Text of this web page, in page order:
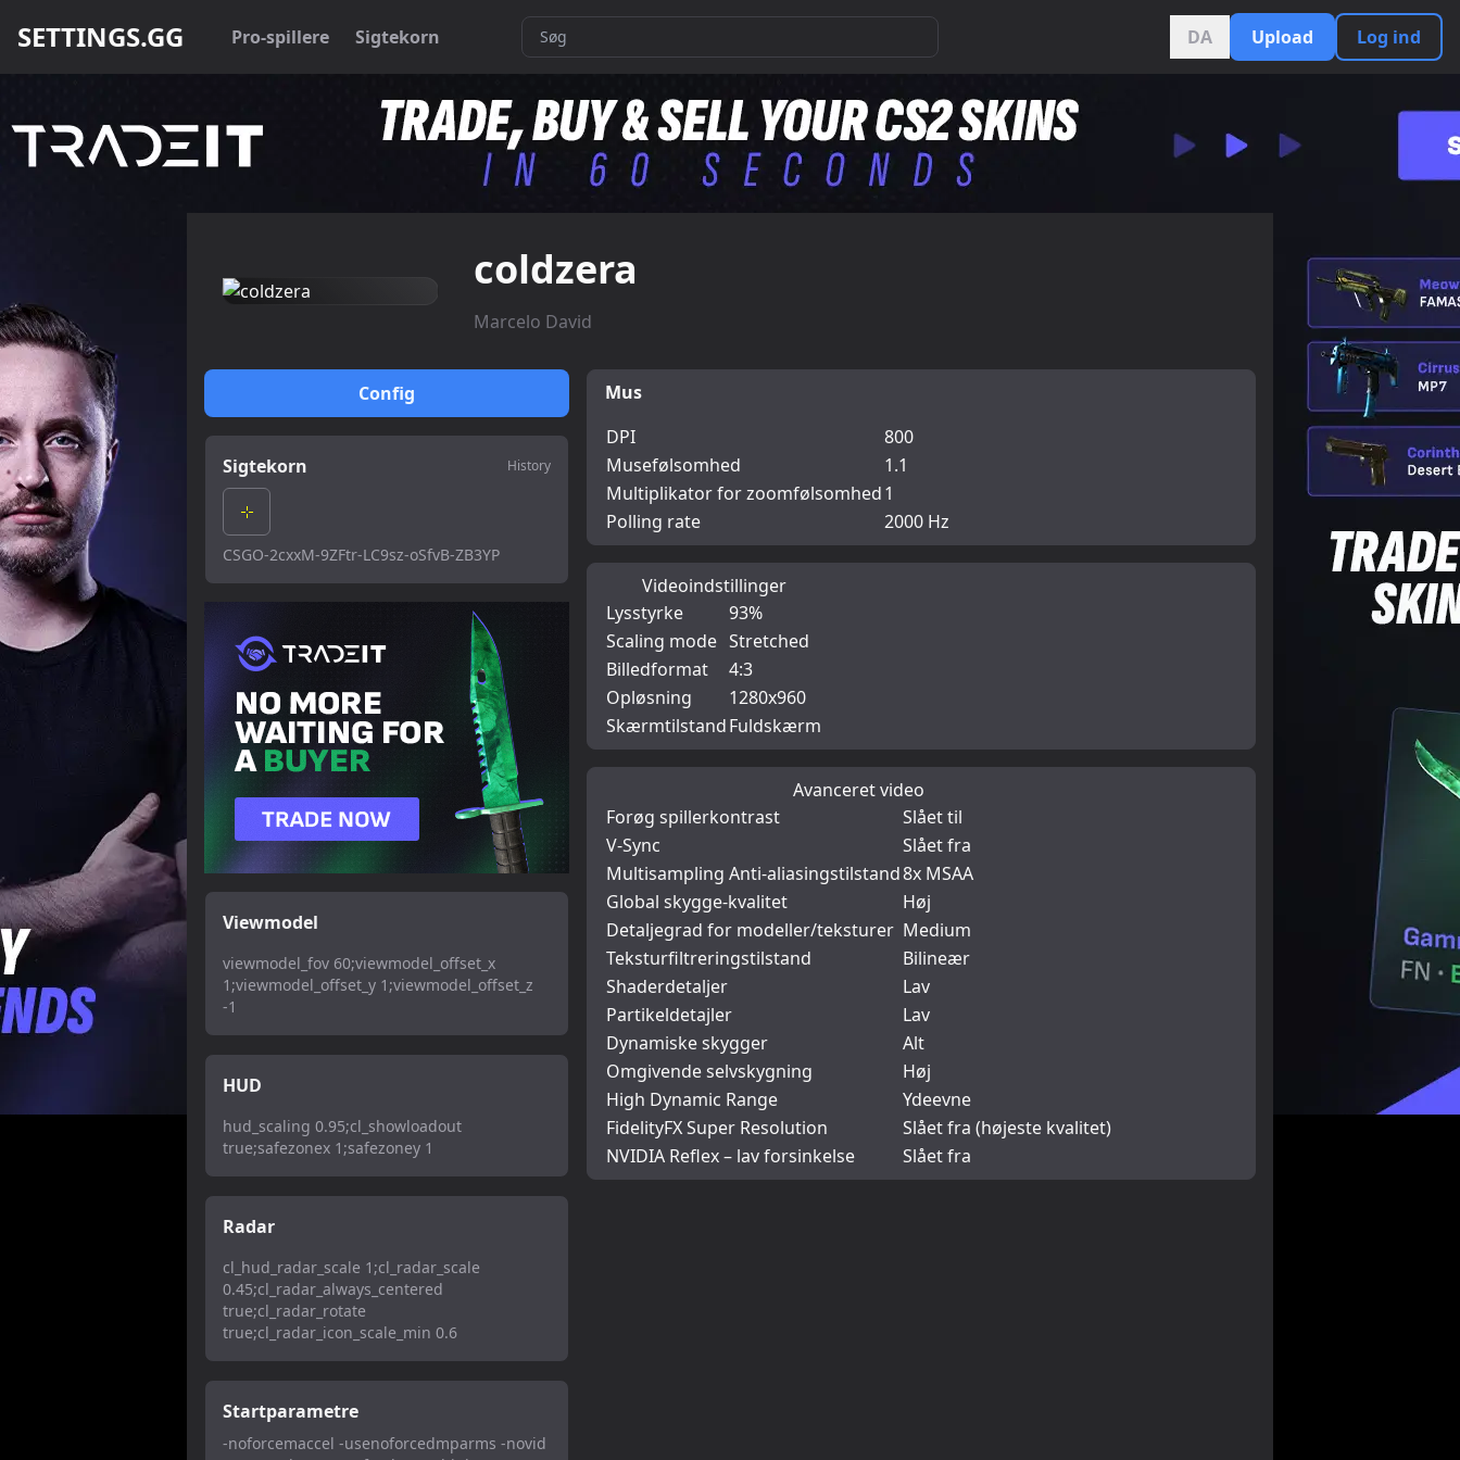
SETTINGS.GG Pro-spillere Sigtekorn DA Upload Log ind
coldzera
Marcelo David
Config
Sigtekorn History
CSGO-2cxxM-9ZFtr-LC9sz-oSfvB-ZB3YP
Viewmodel
viewmodel_fov 60;viewmodel_offset_x
1;viewmodel_offset_y 1;viewmodel_offset_z
-1
HUD
hud_scaling 0.95;cl_showloadout
true;safezonex 1;safezoney 1
Radar
cl_hud_radar_scale 1;cl_radar_scale
0.45;cl_radar_always_centered
true;cl_radar_rotate
true;cl_radar_icon_scale_min 0.6
Startparametre
-noforcemaccel -usenoforcedmparms -novid
Mus
DPI
800
Musefølsomhed
1.1
Multiplikator for zoomfølsomhed1
Polling rate
2000 Hz
Videoindstillinger
Lysstyrke
93%
Scaling mode Stretched
Billedformat
4:3
Opløsning
1280x960
SkærmtilstandFuldskærm
Avanceret video
Forøg spillerkontrast
Slået til
V-Sync
Slået fra
Multisampling Anti-aliasingstilstand8x MSAA
Global skygge-kvalitet
Høj
Detaljegrad for modeller/teksturer Medium
Teksturfiltreringstilstand
Bilineær
Shaderdetaljer
Lav
Partikeldetajler
Lav
Dynamiske skygger
Alt
Omgivende selvskygning
Høj
High Dynamic Range
Ydeevne
FidelityFX Super Resolution
Slået fra (højeste kvalitet)
NVIDIA Reflex – lav forsinkelse
Slået fra